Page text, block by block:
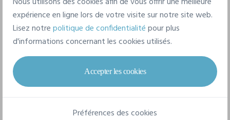
Pour un style complet
expérience en ligne lors de votre visite sur notre site web.
Lisez notrepolitique de confidentialitépour plus
d'informations concernant les cookies utilisés.
Accepter les cookies
Préférences des cookies